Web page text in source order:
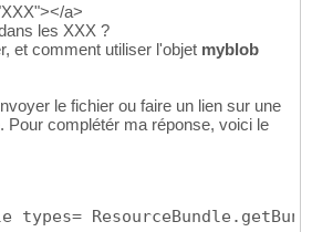
realaudio-plugin
x-pdb
x-xyz
a>
les XXX ?
et comment utiliser l'objet myblob
le fichier ou faire un lien sur une
Pour complétér ma réponse, voici le
types=